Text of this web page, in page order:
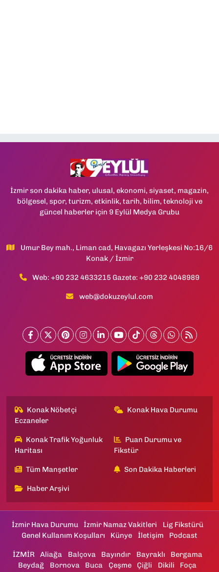
İzmir son dakika haber, ulusal, ekonomi, siyaset, magazin,
bölgesel, spor, turizm, etkinlik, tarih, bilim, teknoloji ve
güncel haberler için 9 Eylül Medya Grubu
Umur Bey mah., Liman cad, Havagazı Yerleşkesi No:16/6
Konak / İzmir
Web: +90 232 4633215 Gazete: +90 232 4048989
web@dokuzeylul.com
Konak Nöbetçi
Eczaneler
Konak Hava Durumu
Konak Trafik Yoğunluk
Haritası
Puan Durumu ve
Fikstür
Tüm Manşetler Son Dakika Haberleri
Haber Arşivi
İzmir Hava Durumu İzmir Namaz Vakitleri
Lig Fikstürü
Genel Kullanım Koşulları
Künye İletişim Podcast
İZMİR Aliağa Balçova Bayındır Bayraklı
Bergama
Beydağ
Bornova Buca Çeşme Çiğli Dikili
Foça